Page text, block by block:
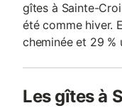
gîtes à Sainte-
été comme hiver.
cheminée et 29 %
Les gîtes à